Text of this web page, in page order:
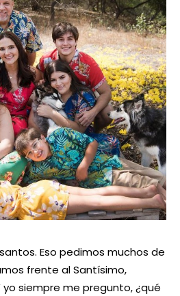
Eso pedimos muchos de
frente al Santísimo,
siempre me pregunto, ¿qué